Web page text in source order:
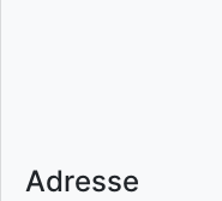
Adresse